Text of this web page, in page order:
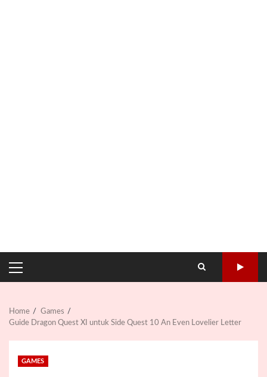
PRIMARY
MENU
Home
Games
Guide Dragon Quest XI untuk Side Quest 10 An Even Lovelier Letter
GAMES